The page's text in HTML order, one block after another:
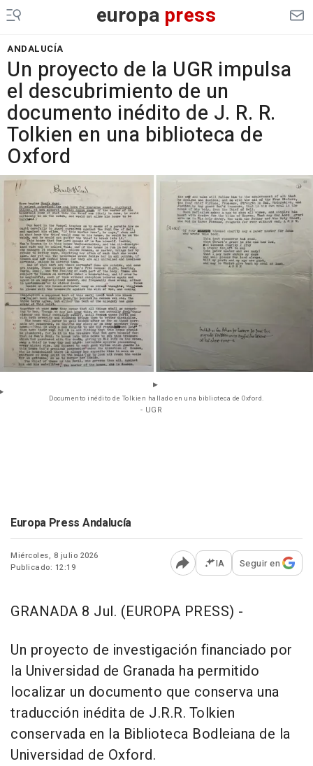
europa press
ANDALUCÍA
Un proyecto de la UGR impulsa
el descubrimiento de un
documento inédito de J. R. R.
Tolkien en una biblioteca de
Oxford
Documento inédito de Tolkien hallado en una biblioteca de Oxford.
- UGR
Europa Press Andalucía
Miércoles, 8 julio 2026
Publicado: 12:19
Abrir opciones para
IA Seguir en
GRANADA 8 Jul. (EUROPA PRESS) -
Un proyecto de investigación financiado por
la Universidad de Granada ha permitido
localizar un documento que conserva una
traducción inédita de J.R.R. Tolkien
conservada en la Biblioteca Bodleiana de la
Universidad de Oxford.